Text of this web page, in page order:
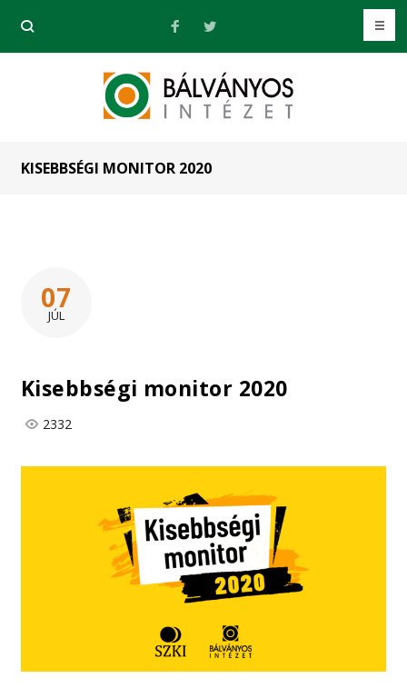
KISEBBSÉGI MONITOR 2020
07
JÚL
Kisebbségi monitor 2020
2332